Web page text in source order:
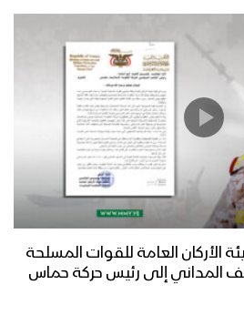
الأركان العامة للقوات المسلحة
المداني إلى رئيس حركة حماس